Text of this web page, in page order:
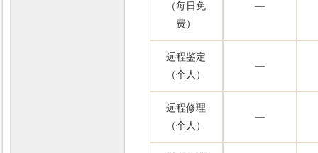
（每日免
费）
—
远程鉴定
（个人）
—
远程修理
（个人）
—